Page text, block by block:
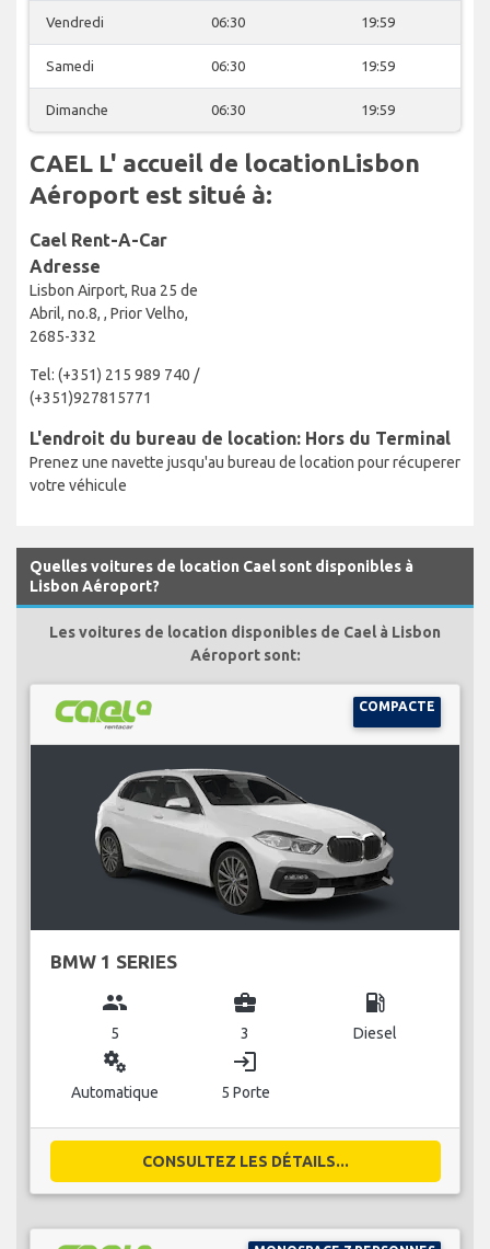
Vendredi 06:30 19:59
Samedi 06:30 19:59
Dimanche 06:30 19:59
CAEL L' accueil de locationLisbon
Aéroport est situé à:
Cael Rent-A-Car
Adresse
Lisbon Airport, Rua 25 de
Abril, no.8, , Prior Velho,
2685-332
Tel: (+351) 215 989 740 /
(+351)927815771
L'endroit du bureau de location: Hors du Terminal
Prenez une navette jusqu'au bureau de location pour récuperer
votre véhicule
Quelles voitures de location Cael sont disponibles à
Lisbon Aéroport?
Les voitures de location disponibles de Cael à Lisbon
Aéroport sont:
COMPACTE
BMW 1 SERIES
group
5
business_center
3
local_gas_station
Diesel
miscellaneous_services
Automatique
login
5 Porte
CONSULTEZ LES DÉTAILS...